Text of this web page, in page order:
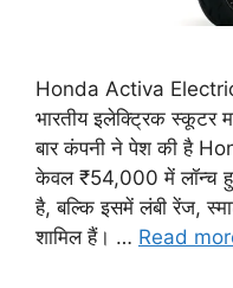
Honda Activa
भारतीय इलेक्ट्रिक स्कूटर
बार कंपनी ने पेश की है
केवल ₹54,000 में लॉन्च
है, बल्कि इसमें लंबी रेंज,
शामिल हैं। … Read